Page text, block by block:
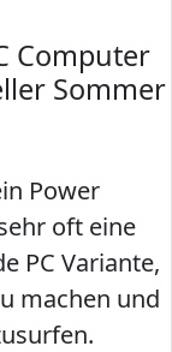
Computer
Sommer
Power
oft eine
PC Variante,
machen und